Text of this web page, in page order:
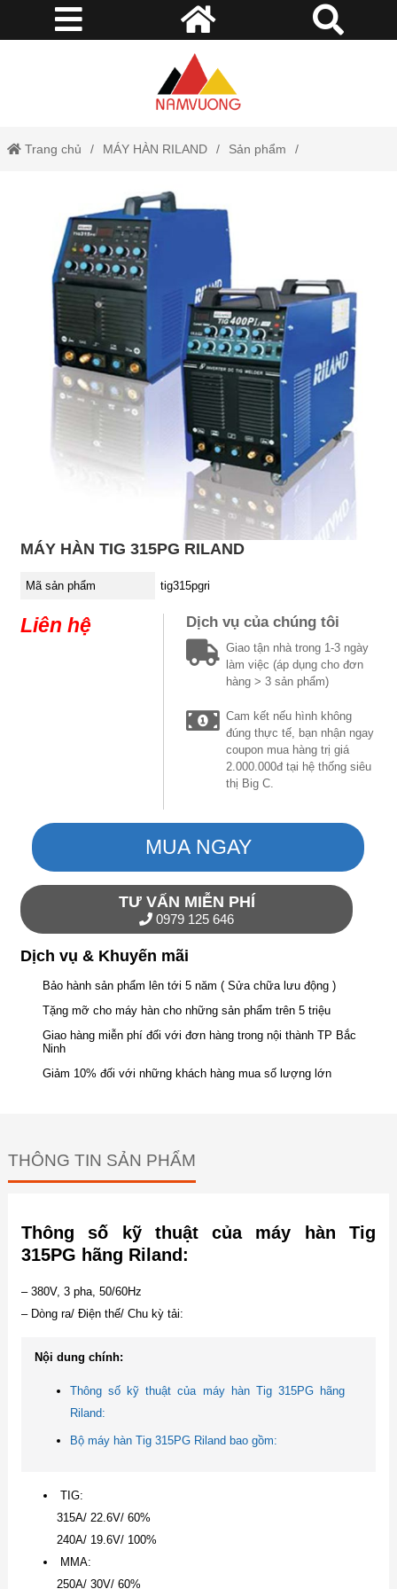
Trang chủ MÁY HÀN RILAND Sản phẩm
Máy hàn Tig 315PG Riland
MÁY HÀN TIG 315PG RILAND
Mã sản phẩm tig315pgri
Liên hệ Dịch vụ của chúng tôi
Giao tận nhà trong 1-3 ngày
làm việc (áp dụng cho đơn
hàng > 3 sản phẩm)
Cam kết nếu hình không
đúng thực tế, bạn nhận ngay
coupon mua hàng trị giá
2.000.000đ tại hệ thống siêu
thị Big C.
MUA NGAY
TƯ VẤN MIỄN PHÍ
0979 125 646
Dịch vụ & Khuyến mãi
Bảo hành sản phẩm lên tới 5 năm ( Sửa chữa lưu động )
Tặng mỡ cho máy hàn cho những sản phẩm trên 5 triệu
Giao hàng miễn phí đối với đơn hàng trong nội thành TP Bắc
Ninh
Giảm 10% đối với những khách hàng mua số lượng lớn
THÔNG TIN SẢN PHẨM
Thông số kỹ thuật của máy hàn Tig
315PG hãng Riland:
– 380V, 3 pha, 50/60Hz
– Dòng ra/ Điện thế/ Chu kỳ tải:
Nội dung chính:
Thông số kỹ thuật của máy hàn Tig 315PG hãng
Riland:
Bộ máy hàn Tig 315PG Riland bao gồm:
TIG:
315A/ 22.6V/ 60%
240A/ 19.6V/ 100%
MMA:
250A/ 30V/ 60%